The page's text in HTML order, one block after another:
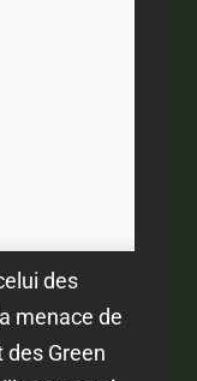
des
menace de
Green